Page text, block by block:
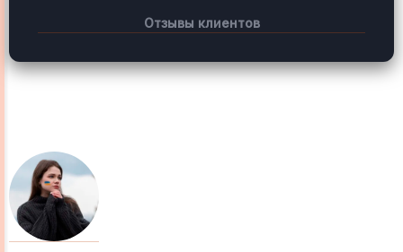
Отзывы клиентов